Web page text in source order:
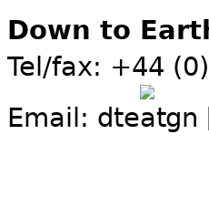
Down to
Tel/fax: +44
Email: dte gn